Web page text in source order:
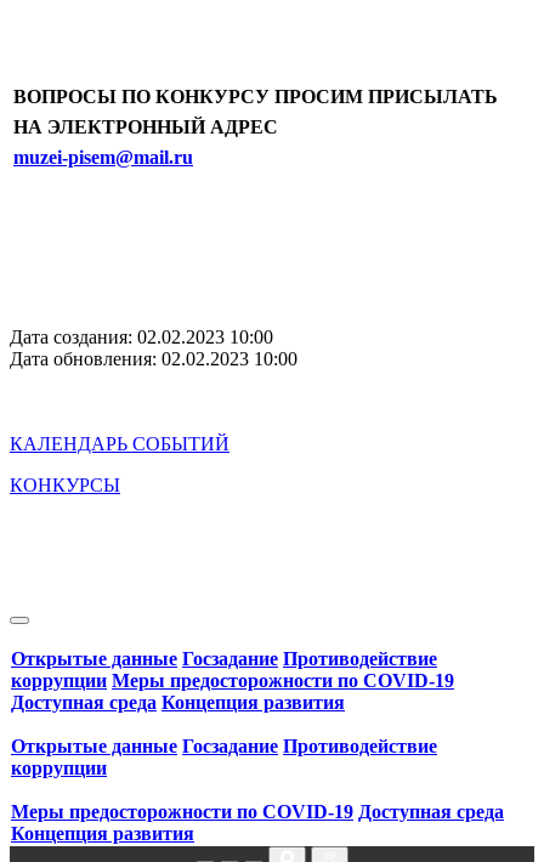
ВОПРОСЫ ПО КОНКУРСУ ПРОСИМ ПРИСЫЛАТЬ
НА ЭЛЕКТРОННЫЙ АДРЕС
muzei-pisem@mail.ru
Дата создания: 02.02.2023 10:00
Дата обновления: 02.02.2023 10:00
КАЛЕНДАРЬ СОБЫТИЙ
КОНКУРСЫ
Открытые данные Госзадание Противодействие
коррупции Меры предосторожности по COVID‑19
Доступная среда Концепция развития
Открытые данные Госзадание Противодействие
коррупции
Меры предосторожности по COVID‑19 Доступная среда
Концепция развития